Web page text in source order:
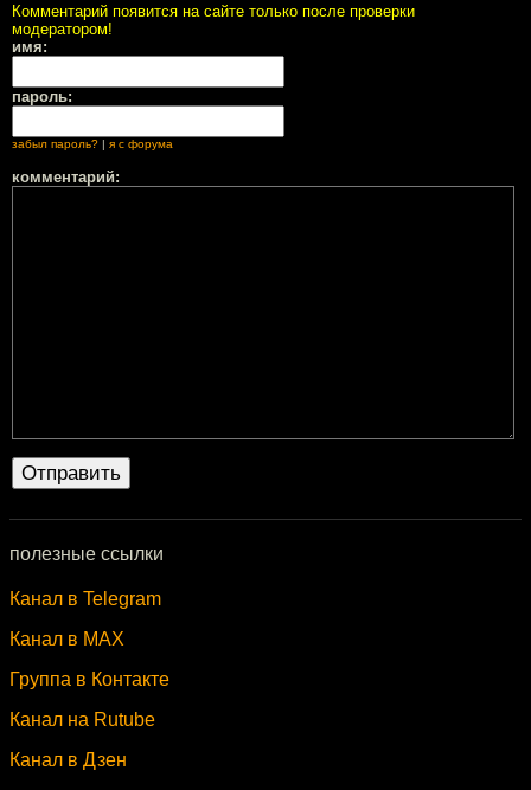
Комментарий появится на сайте только после проверки
модератором!
имя:
пароль:
забыл пароль? | я с форума
комментарий:
полезные ссылки
Канал в Telegram
Канал в MAX
Группа в Контакте
Канал на Rutube
Канал в Дзен